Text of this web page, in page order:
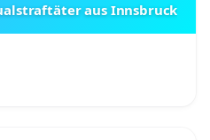
aus Innsbruck